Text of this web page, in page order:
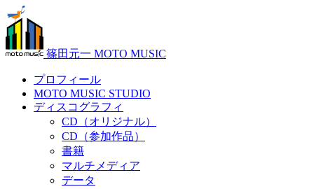
篠田元一 MOTO MUSIC
プロフィール
MOTO MUSIC STUDIO
ディスコグラフィ
CD（オリジナル）
CD（参加作品）
書籍
マルチメディア
データ